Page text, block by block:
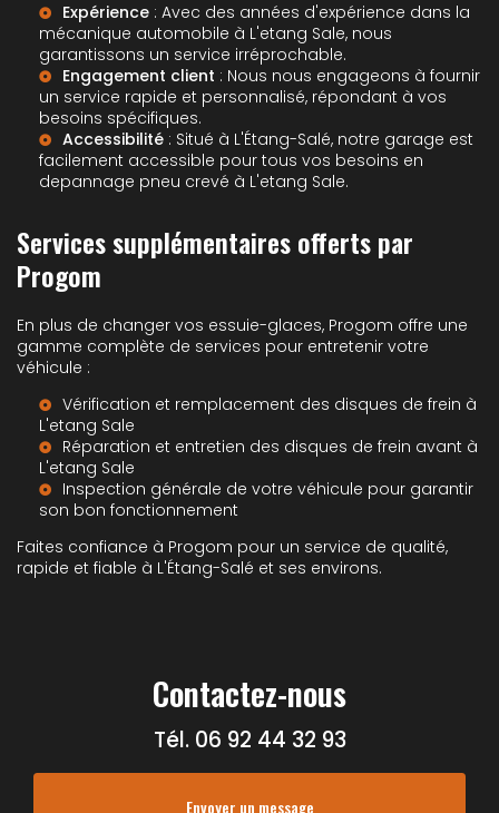
Expérience : Avec des années d'expérience dans la
mécanique automobile à L'etang Sale, nous
garantissons un service irréprochable.
Engagement client : Nous nous engageons à fournir
un service rapide et personnalisé, répondant à vos
besoins spécifiques.
Accessibilité : Situé à L'Étang-Salé, notre garage est
facilement accessible pour tous vos besoins en
depannage pneu crevé à L'etang Sale.
Services supplémentaires offerts par
Progom
En plus de changer vos essuie-glaces, Progom offre une
gamme complète de services pour entretenir votre
véhicule :
Vérification et remplacement des disques de frein à
L'etang Sale
Réparation et entretien des disques de frein avant à
L'etang Sale
Inspection générale de votre véhicule pour garantir
son bon fonctionnement
Faites confiance à Progom pour un service de qualité,
rapide et fiable à L'Étang-Salé et ses environs.
Contactez-nous
Tél. 06 92 44 32 93
Envoyer un message